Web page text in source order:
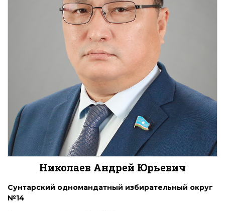
Николаев Андрей Юрьевич
Сунтарский одномандатный избирательный округ
№14